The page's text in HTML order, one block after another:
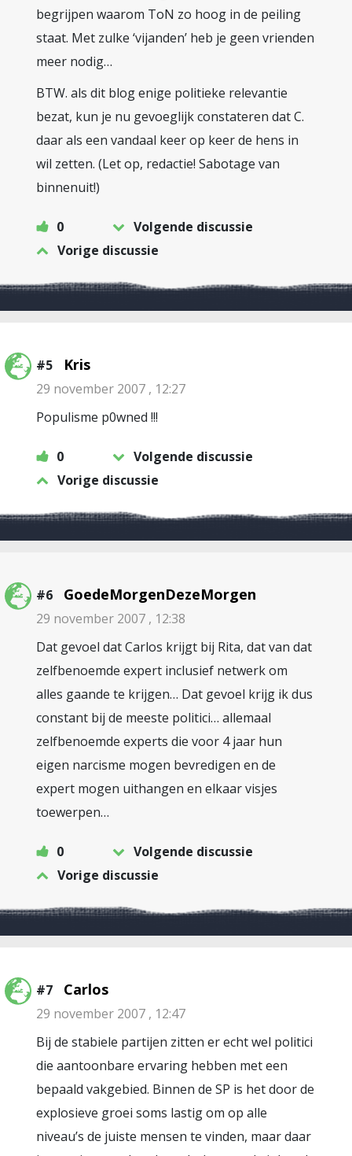
begrijpen waarom ToN zo hoog in de peiling
staat. Met zulke ‘vijanden’ heb je geen vrienden
meer nodig…
BTW. als dit blog enige politieke relevantie
bezat, kun je nu gevoeglijk constateren dat C.
daar als een vandaal keer op keer de hens in
wil zetten. (Let op, redactie! Sabotage van
binnenuit!)
0
Volgende discussie
Vorige discussie
#5 Kris
29 november 2007 , 12:27
Populisme p0wned !!!
0
Volgende discussie
Vorige discussie
#6 GoedeMorgenDezeMorgen
29 november 2007 , 12:38
Dat gevoel dat Carlos krijgt bij Rita, dat van dat
zelfbenoemde expert inclusief netwerk om
alles gaande te krijgen… Dat gevoel krijg ik dus
constant bij de meeste politici… allemaal
zelfbenoemde experts die voor 4 jaar hun
eigen narcisme mogen bevredigen en de
expert mogen uithangen en elkaar visjes
toewerpen…
0
Volgende discussie
Vorige discussie
#7 Carlos
29 november 2007 , 12:47
Bij de stabiele partijen zitten er echt wel politici
die aantoonbare ervaring hebben met een
bepaald vakgebied. Binnen de SP is het door de
explosieve groei soms lastig om op alle
niveau’s de juiste mensen te vinden, maar daar